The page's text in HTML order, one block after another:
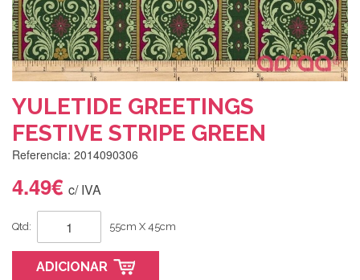
YULETIDE GREETINGS
FESTIVE STRIPE GREEN
Referencia: 2014090306
4.49€ c/ IVA
Qtd: 55cm X 45cm
ADICIONAR